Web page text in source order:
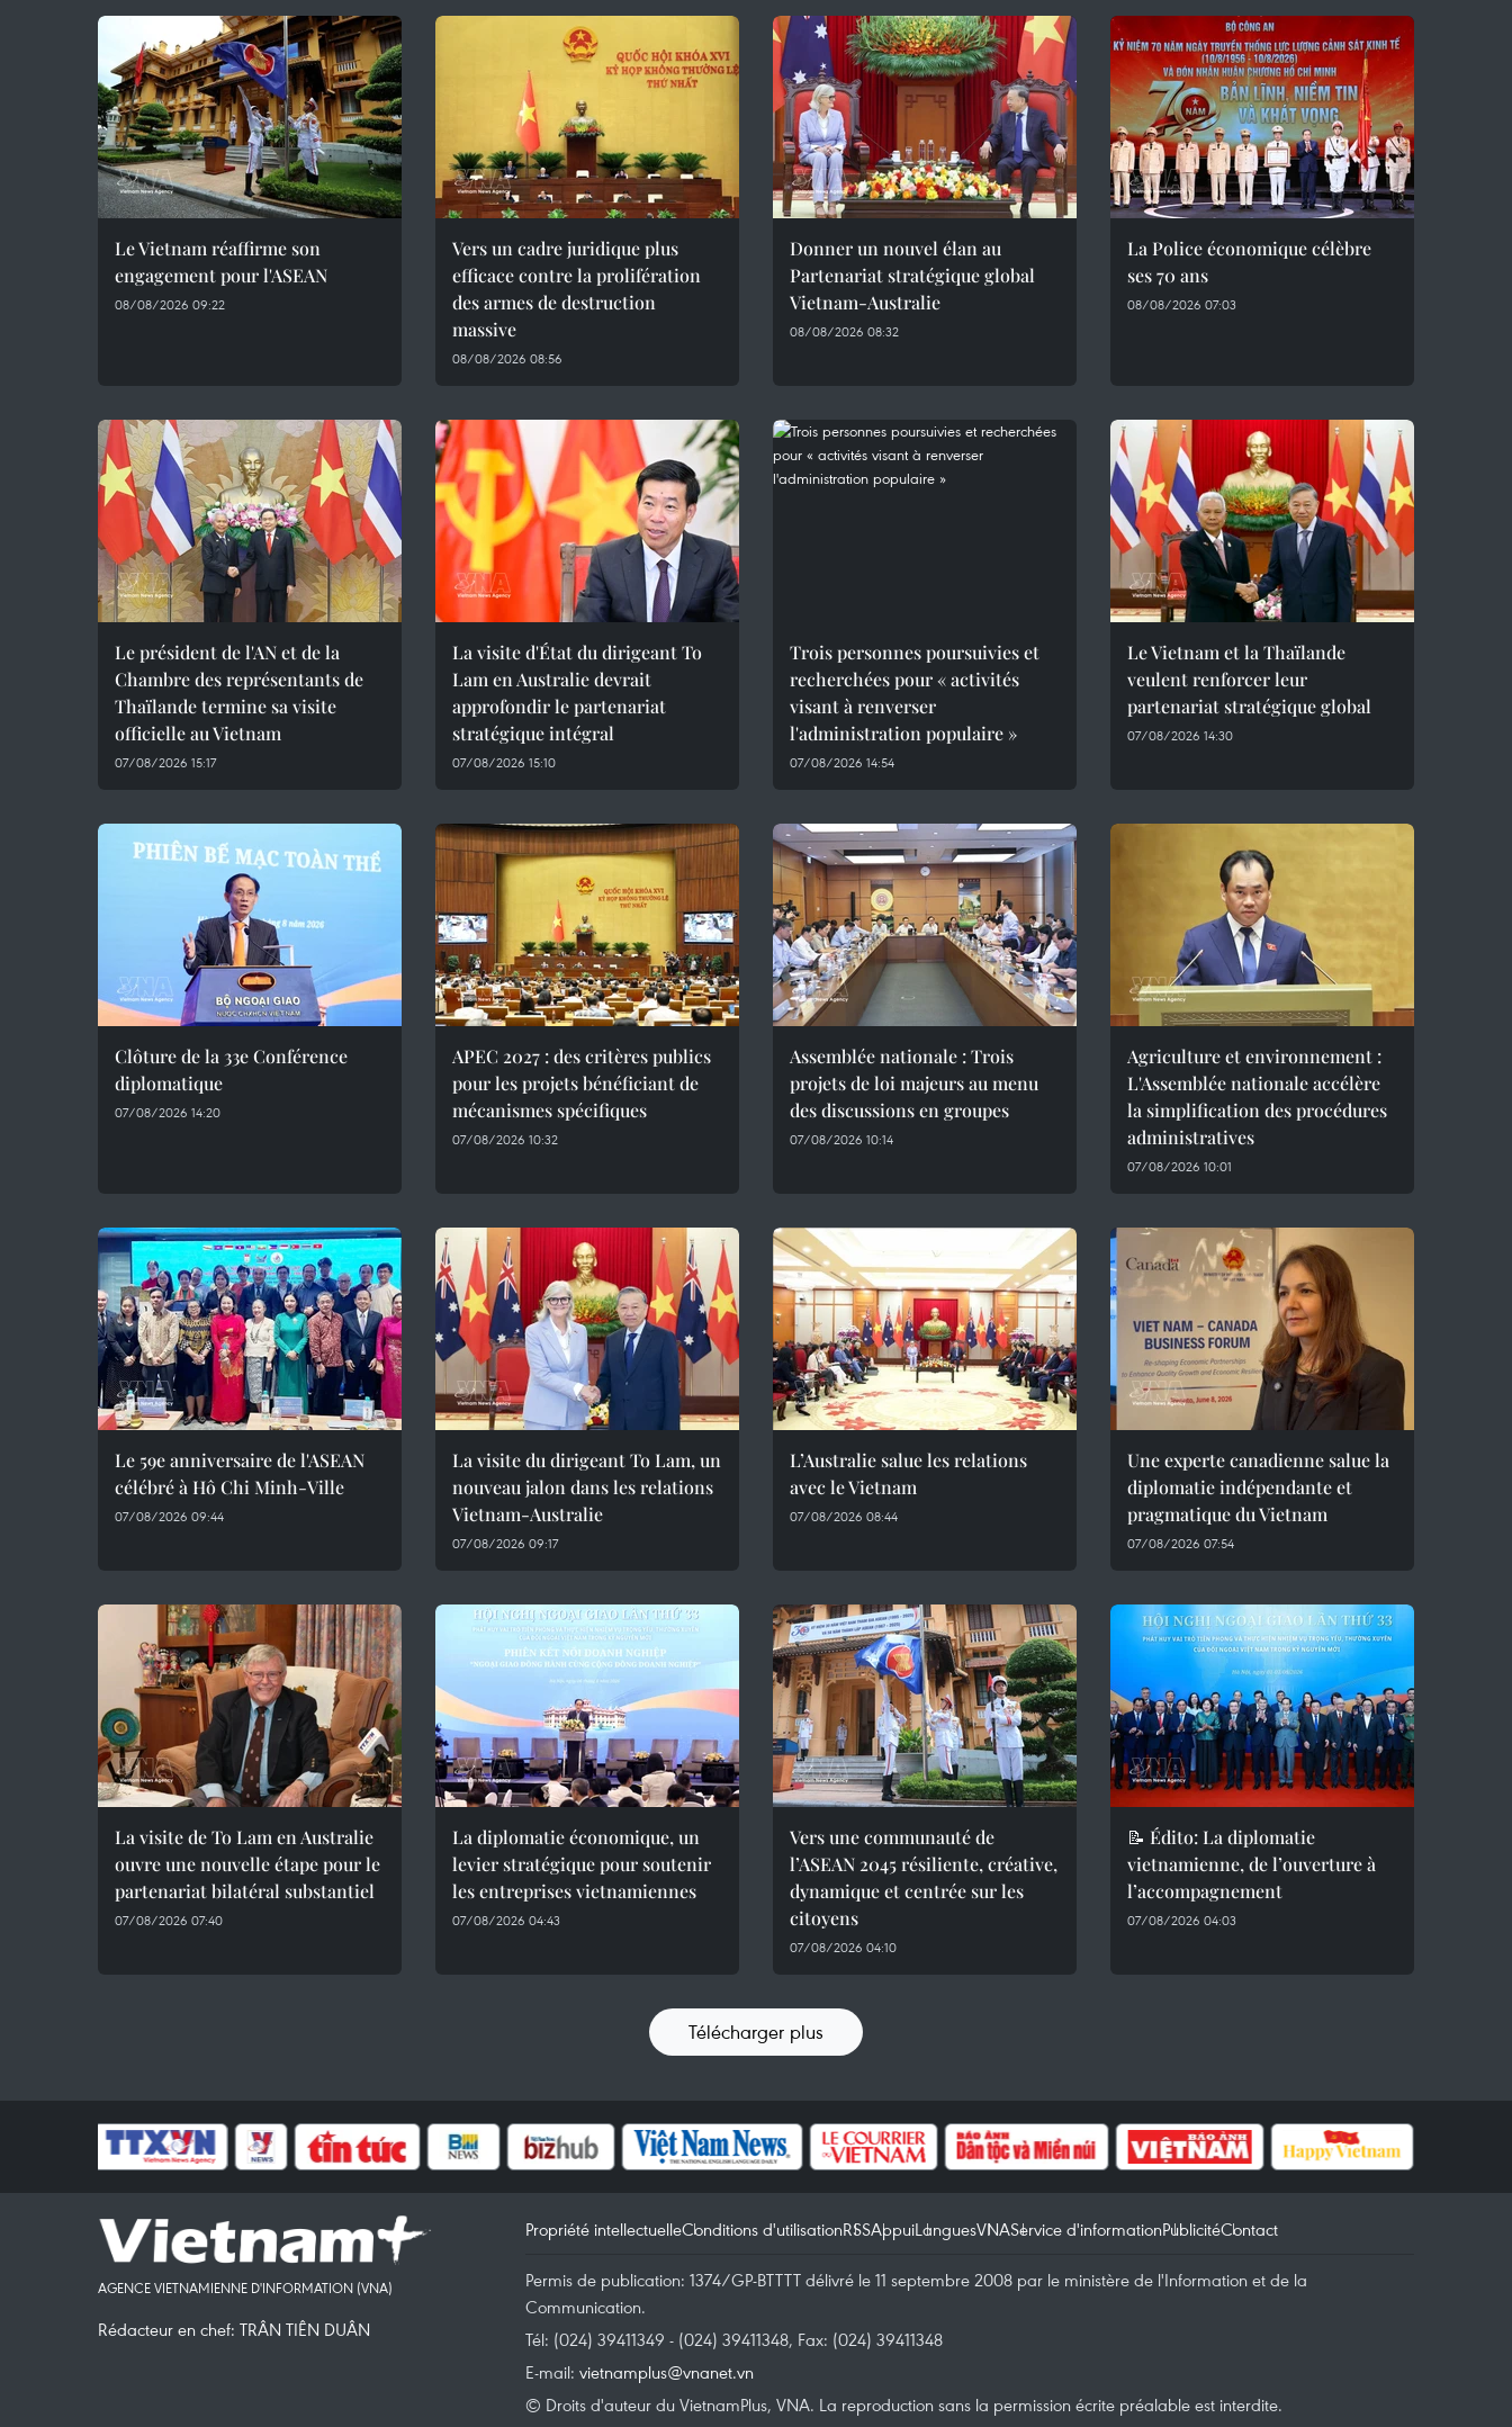
Le Vietnam réaffirme son
engagement pour l'ASEAN
08/08/2026 09:22
Vers un cadre juridique plus
efficace contre la prolifération
des armes de destruction
massive
08/08/2026 08:56
Donner un nouvel élan au
Partenariat stratégique global
Vietnam-Australie
08/08/2026 08:32
La Police économique célèbre
ses 70 ans
08/08/2026 07:03
Le président de l'AN et de la
Chambre des représentants de
Thaïlande termine sa visite
officielle au Vietnam
07/08/2026 15:17
La visite d'État du dirigeant To
Lam en Australie devrait
approfondir le partenariat
stratégique intégral
07/08/2026 15:10
Trois personnes poursuivies et
recherchées pour « activités
visant à renverser
l'administration populaire »
07/08/2026 14:54
Le Vietnam et la Thaïlande
veulent renforcer leur
partenariat stratégique global
07/08/2026 14:30
Clôture de la 33e Conférence
diplomatique
07/08/2026 14:20
APEC 2027 : des critères publics
pour les projets bénéficiant de
mécanismes spécifiques
07/08/2026 10:32
Assemblée nationale : Trois
projets de loi majeurs au menu
des discussions en groupes
07/08/2026 10:14
Agriculture et environnement :
L'Assemblée nationale accélère
la simplification des procédures
administratives
07/08/2026 10:01
Le 59e anniversaire de l'ASEAN
célébré à Hô Chi Minh-Ville
07/08/2026 09:44
La visite du dirigeant To Lam, un
nouveau jalon dans les relations
Vietnam-Australie
07/08/2026 09:17
L’Australie salue les relations
avec le Vietnam
07/08/2026 08:44
Une experte canadienne salue la
diplomatie indépendante et
pragmatique du Vietnam
07/08/2026 07:54
La visite de To Lam en Australie
ouvre une nouvelle étape pour le
partenariat bilatéral substantiel
07/08/2026 07:40
La diplomatie économique, un
levier stratégique pour soutenir
les entreprises vietnamiennes
07/08/2026 04:43
Vers une communauté de
l’ASEAN 2045 résiliente, créative,
dynamique et centrée sur les
citoyens
07/08/2026 04:10
📝 Édito: La diplomatie
vietnamienne, de l’ouverture à
l’accompagnement
07/08/2026 04:03
Télécharger plus
AGENCE VIETNAMIENNE D'INFORMATION (VNA)
Rédacteur en chef: TRÂN TIÊN DUÂN
Propriété intellectuelleConditions d'utilisationRSSAppuiLanguesVNAService d'informationPublicitéContact
Permis de publication: 1374/GP-BTTTT délivré le 11 septembre 2008 par le ministère de l'Information et de la
Communication.
Tél: (024) 39411349 - (024) 39411348, Fax: (024) 39411348
E-mail: vietnamplus@vnanet.vn
© Droits d'auteur du VietnamPlus, VNA. La reproduction sans la permission écrite préalable est interdite.